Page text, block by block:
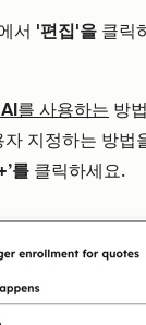
서 '편집'을 클릭
를 사용하는 방
지정하는 방법
를 클릭하세요.